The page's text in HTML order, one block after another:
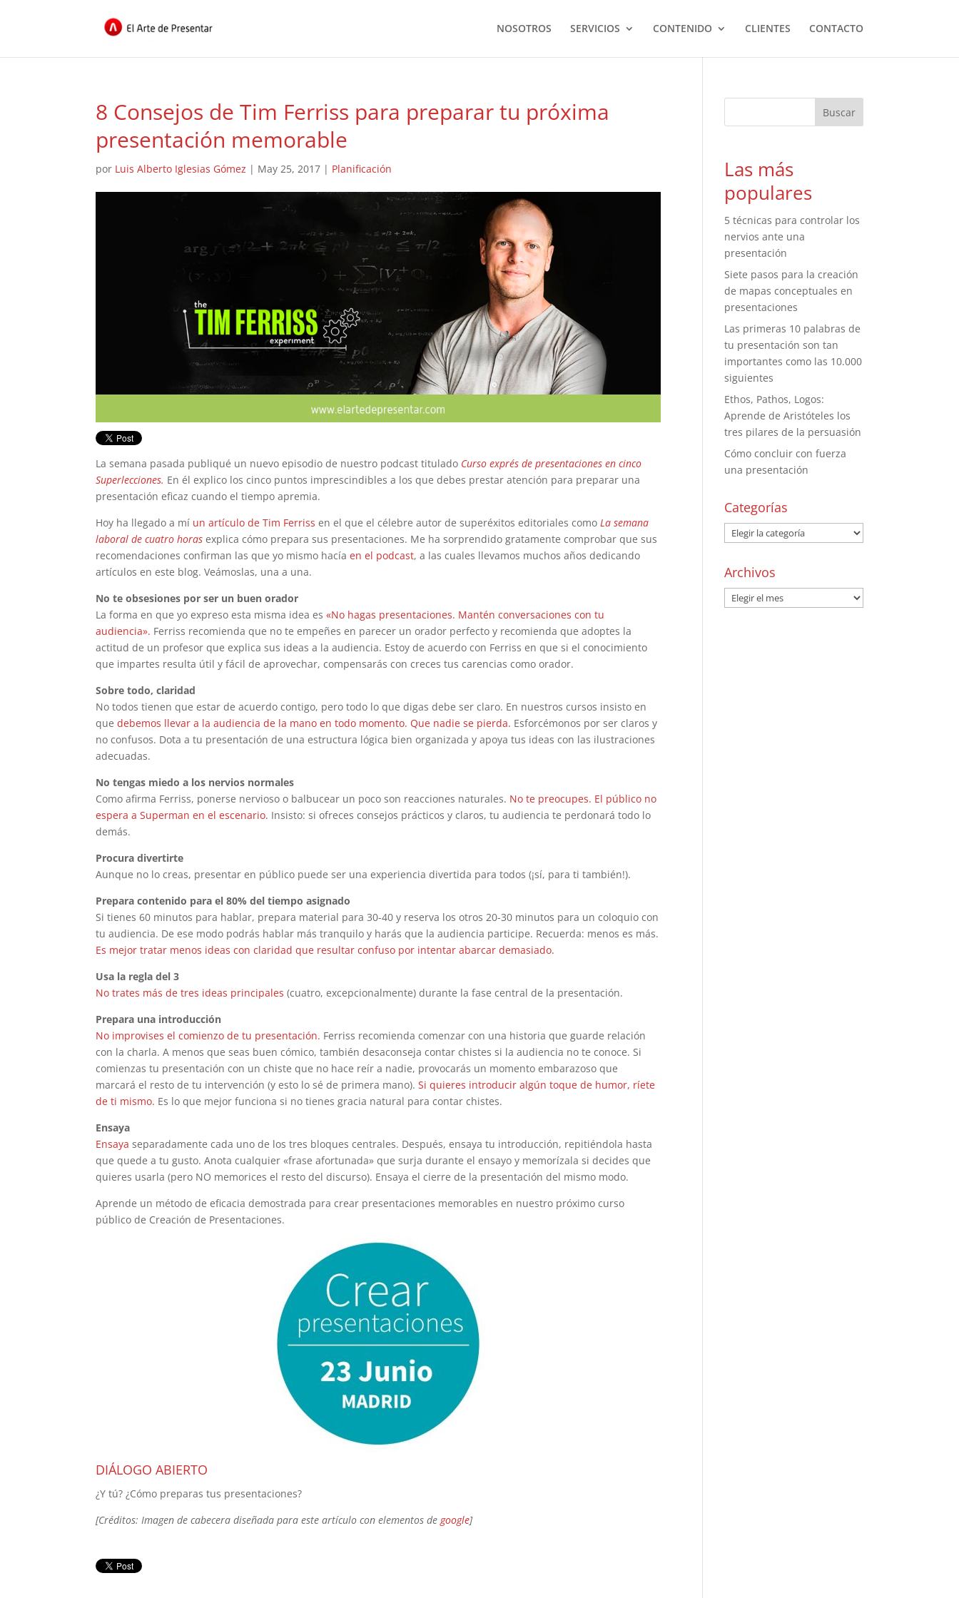
NOSOTROS SERVICIOS CONTENIDO CLIENTES CONTACTO
8 Consejos de Tim Ferriss para preparar tu próxima
presentación memorable
por Luis Alberto Iglesias Gómez | May 25, 2017 | Planificación
La semana pasada publiqué un nuevo episodio de nuestro podcast titulado Curso exprés de presentaciones en cinco
Superlecciones. En él explico los cinco puntos imprescindibles a los que debes prestar atención para preparar una
presentación eficaz cuando el tiempo apremia.
Hoy ha llegado a mí un artículo de Tim Ferriss en el que el célebre autor de superéxitos editoriales como La semana
laboral de cuatro horas explica cómo prepara sus presentaciones. Me ha sorprendido gratamente comprobar que sus
recomendaciones confirman las que yo mismo hacíaen el podcast, a las cuales llevamos muchos años dedicando
artículos en este blog. Veámoslas, una a una.
No te obsesiones por ser un buen orador
La forma en que yo expreso esta misma idea es«No hagas presentaciones. Mantén conversaciones con tu
audiencia». Ferriss recomienda que no te empeñes en parecer un orador perfecto y recomienda que adoptes la
actitud de un profesor que explica sus ideas a la audiencia. Estoy de acuerdo con Ferriss en que si el conocimiento
que impartes resulta útil y fácil de aprovechar, compensarás con creces tus carencias como orador.
Sobre todo, claridad
No todos tienen que estar de acuerdo contigo, pero todo lo que digas debe ser claro. En nuestros cursos insisto en
quedebemos llevar a la audiencia de la mano en todo momento. Que nadie se pierda. Esforcémonos por ser claros y
no confusos. Dota a tu presentación de una estructura lógica bien organizada y apoya tus ideas con las ilustraciones
adecuadas.
No tengas miedo a los nervios normales
Como afirma Ferriss, ponerse nervioso o balbucear un poco son reacciones naturales. No te preocupes. El público no
espera a Superman en el escenario. Insisto: si ofreces consejos prácticos y claros, tu audiencia te perdonará todo lo
demás.
Procura divertirte
Aunque no lo creas, presentar en público puede ser una experiencia divertida para todos (¡sí, para ti también!).
Prepara contenido para el 80% del tiempo asignado
Si tienes 60 minutos para hablar, prepara material para 30-40 y reserva los otros 20-30 minutos para un coloquio con
tu audiencia. De ese modo podrás hablar más tranquilo y harás que la audiencia participe. Recuerda: menos es más.
Es mejor tratar menos ideas con claridad que resultar confuso por intentar abarcar demasiado.
Usa la regla del 3
No trates más de tres ideas principales (cuatro, excepcionalmente) durante la fase central de la presentación.
Prepara una introducción
No improvises el comienzo de tu presentación. Ferriss recomienda comenzar con una historia que guarde relación
con la charla. A menos que seas buen cómico, también desaconseja contar chistes si la audiencia no te conoce. Si
comienzas tu presentación con un chiste que no hace reír a nadie, provocarás un momento embarazoso que
marcará el resto de tu intervención (y esto lo sé de primera mano).Si quieres introducir algún toque de humor, ríete
de ti mismo. Es lo que mejor funciona si no tienes gracia natural para contar chistes.
Ensaya
Ensaya separadamente cada uno de los tres bloques centrales. Después, ensaya tu introducción, repitiéndola hasta
que quede a tu gusto. Anota cualquier «frase afortunada» que surja durante el ensayo y memorízala si decides que
quieres usarla (pero NO memorices el resto del discurso). Ensaya el cierre de la presentación del mismo modo.
Aprende un método de eficacia demostrada para crear presentaciones memorables en nuestro próximo curso
público de Creación de Presentaciones.
DIÁLOGO ABIERTO
¿Y tú? ¿Cómo preparas tus presentaciones?
[Créditos: Imagen de cabecera diseñada para este artículo con elementos de google]
Las más
populares
5 técnicas para controlar los
nervios ante una
presentación
Siete pasos para la creación
de mapas conceptuales en
presentaciones
Las primeras 10 palabras de
tu presentación son tan
importantes como las 10.000
siguientes
Ethos, Pathos, Logos:
Aprende de Aristóteles los
tres pilares de la persuasión
Cómo concluir con fuerza
una presentación
Categorías
Archivos